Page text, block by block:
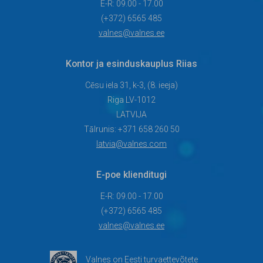
E-R: 09.00 - 17.00
(+372) 6565 485
valnes@valnes.ee
Kontor ja esinduskauplus Riias
Cēsu iela 31, k-3, (8. ieeja)
Riga LV-1012
LATVIJA
Tālrunis: +371 658 260 50
latvia@valnes.com
E-poe klienditugi
E-R: 09.00 - 17.00
(+372) 6565 485
valnes@valnes.ee
Valnes on Eesti turvaettevõtete